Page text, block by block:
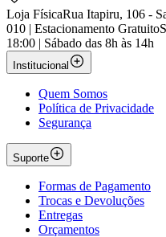
Loja FísicaRua Itapiru, 106 -
010 | Estacionamento Gratuito
18:00 | Sábado das 8h às 14h
Institucional
Quem Somos
Política de Privacidade
Segurança
Suporte
Formas de Pagamento
Trocas e Devoluções
Entregas
Orçamentos